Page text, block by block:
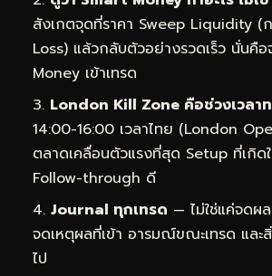
สังเกตจุดที่ราคา Sweep Liquidity (
Loss) แล้วกลับตัวอย่างรวดเร็ว นั่นคื
Money เข้าเทรด
London Kill Zone คือช่วงเวลา
14:00-16:00 เวลาไทย (London
ตลาดเคลื่อนตัวแรงที่สุด Setup ที่เกิด
Follow-through ดี
Journal ทุกเทรด — ไม่ใช่แค่จดผ
จดเหตุผลที่เข้า อารมณ์ขณะเทรด และ
ไป